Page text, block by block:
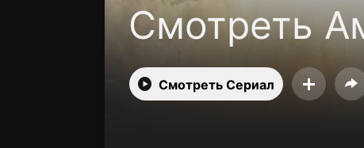
Смотреть
Смотреть Сериал